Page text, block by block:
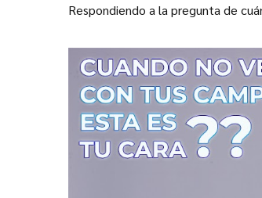
Respondiendo a la pregunta de